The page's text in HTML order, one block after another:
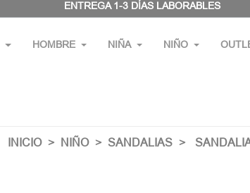
ENTREGA 1-3 DÍAS LABORABLES
HOMBRE NIÑA NIÑO
INICIO NIÑO SANDALIAS